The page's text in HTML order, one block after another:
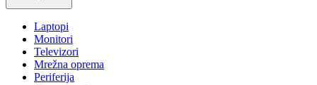
Laptopi
Monitori
Televizori
Mrežna oprema
Periferija